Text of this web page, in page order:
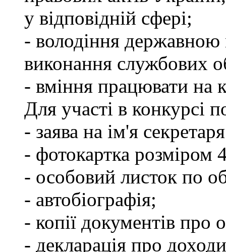
у відповідній сфері;
- володіння державною
виконання службових
- вміння працювати на
Для участі в конкурсі
- заява на ім'я
- фотокартка розміром
- особовий листок по
- автобіографія;
- копії документів про
- декларація про